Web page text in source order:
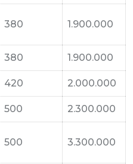
380 1.900.000
380 1.900.000
420 2.000.000
500 2.300.000
500 3.300.000